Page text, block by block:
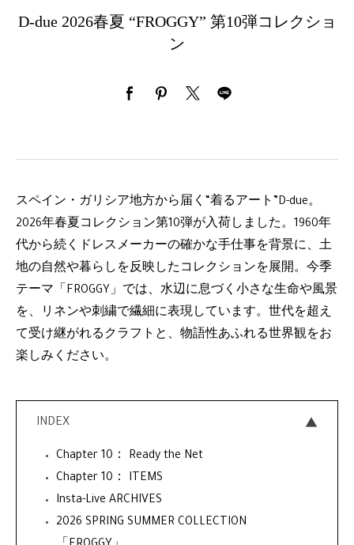
D-due 2026春夏 “FROGGY” 第10弾コレクショ
ン
スペイン・ガリシア地方から届く“着るアート”D-due。
2026年春夏コレクション第10弾が入荷しました。1960年
代から続くドレスメーカーの確かな手仕事を背景に、土
地の自然や暮らしを反映したコレクションを展開。今季
テーマ「FROGGY」では、水辺に息づく小さな生命や風景
を、リネンや刺繍で繊細に表現しています。世代を超え
て受け継がれるクラフトと、物語性あふれる世界観をお
楽しみください。
INDEX
Chapter 10： Ready the Net
Chapter 10： ITEMS
Insta-Live ARCHIVES
2026 SPRING SUMMER COLLECTION